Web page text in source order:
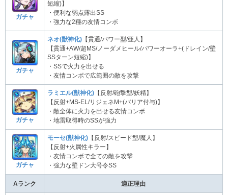
ガチャ
短縮)】
・便利な弱点露出SS
・強力な2種の友情コンボ
ガチャ
ネオ(獣神化) 【貫通/パワー型/亜人】
【貫通+AW/超MS/ノーダメヒール/パワーオーラ+(ドレイン/壁
SSターン短縮)】
・SSで火力を出せる
・友情コンボで広範囲の敵を攻撃
ガチャ
ラミエル(獣神化) 【反射/砲撃型/妖精】
【反射+MS-EL/リジェネM+(バリア付与)】
・敵全体に火力を出せる友情コンボ
・地雷取得時のSSが強力
ガチャ
モーセ(獣神化) 【反射/スピード型/魔人】
【反射+火属性キラー】
・友情コンボで全ての敵を攻撃
・強力な壁ドン大号令SS
Aランク 適正理由